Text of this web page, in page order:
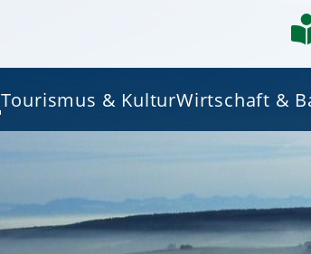
Tourismus & KulturWirtschaft &